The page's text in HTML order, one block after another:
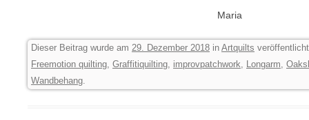
Maria
Dieser Beitrag wurde am 29. Dezember 2018 in Artquilts
Freemotion quilting, Graffitiquilting, improvpatchwork, Longarm,
Wandbehang.